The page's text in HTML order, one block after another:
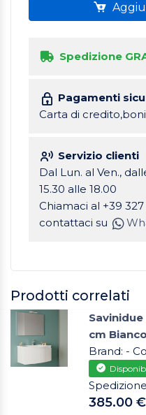
Spedizione
Pagamenti
Carta di
Servizio clienti
Dal Lun. al Ven.,
15.30 alle 18.00
Chiamaci al +39
contattaci su
Prodotti correlati
cm
Brand: -
385.00 €